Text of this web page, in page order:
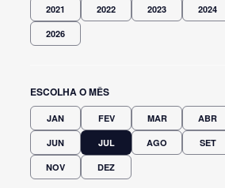
2021 2022 2023 2024
2026
ESCOLHA O MÊS
JAN FEV MAR ABR
JUN JUL AGO SET
NOV DEZ